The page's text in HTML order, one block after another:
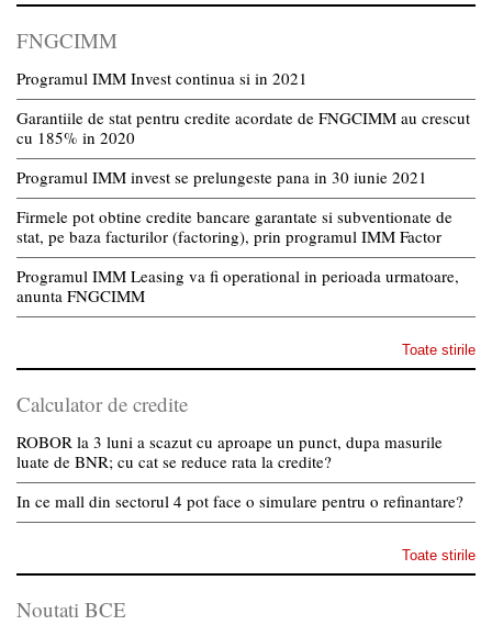
FNGCIMM
Programul IMM Invest continua si in 2021
Garantiile de stat pentru credite acordate de FNGCIMM au crescut
cu 185% in 2020
Programul IMM invest se prelungeste pana in 30 iunie 2021
Firmele pot obtine credite bancare garantate si subventionate de
stat, pe baza facturilor (factoring), prin programul IMM Factor
Programul IMM Leasing va fi operational in perioada urmatoare,
anunta FNGCIMM
Toate stirile
Calculator de credite
ROBOR la 3 luni a scazut cu aproape un punct, dupa masurile
luate de BNR; cu cat se reduce rata la credite?
In ce mall din sectorul 4 pot face o simulare pentru o refinantare?
Toate stirile
Noutati BCE